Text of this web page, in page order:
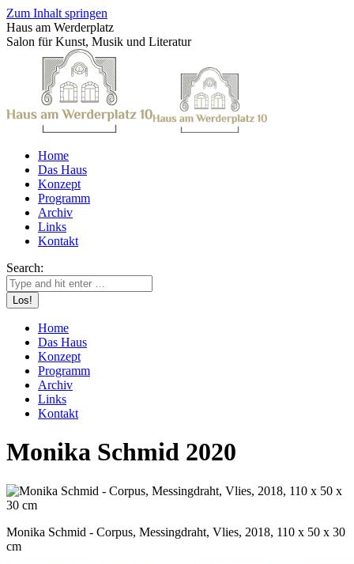
Zum Inhalt springen
Haus am Werderplatz
Salon für Kunst, Musik und Literatur
Home
Das Haus
Konzept
Programm
Archiv
Links
Kontakt
Search:
Home
Das Haus
Konzept
Programm
Archiv
Links
Kontakt
Monika Schmid 2020
Monika Schmid - Corpus, Messingdraht, Vlies, 2018, 110 x 50 x 30
cm